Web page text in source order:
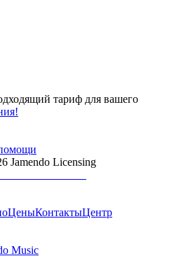
тариф для вашего
Jamendo Licensing
ЦеныКонтактыЦентр
Music